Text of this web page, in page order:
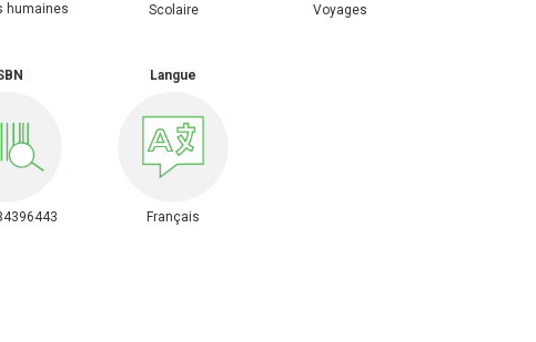
humaines Scolaire Voyages
Langue
Français